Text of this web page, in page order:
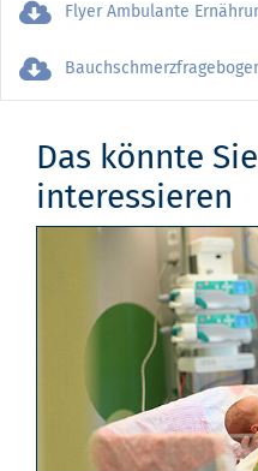
Flyer Ambulante
Das könnte
interessieren